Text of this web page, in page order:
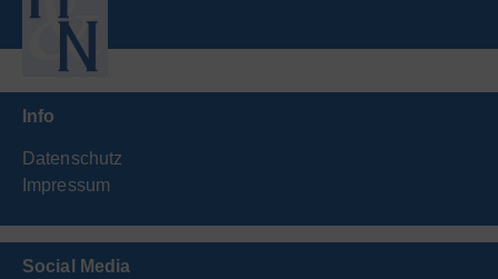
Info
Datenschutz
Impressum
Social Media